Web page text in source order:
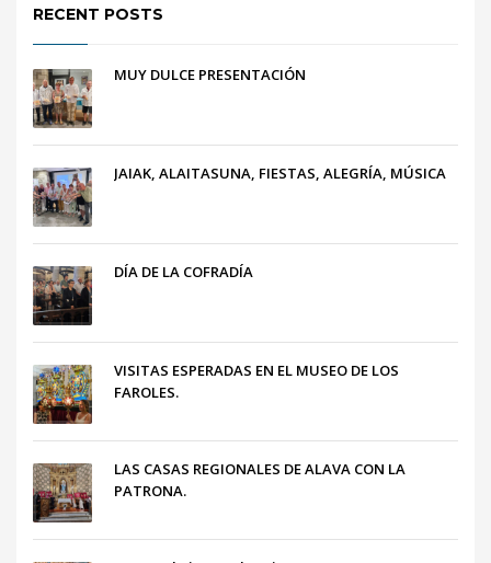
RECENT POSTS
MUY DULCE PRESENTACIÓN
JAIAK, ALAITASUNA, FIESTAS, ALEGRÍA, MÚSICA
DÍA DE LA COFRADÍA
VISITAS ESPERADAS EN EL MUSEO DE LOS
FAROLES.
LAS CASAS REGIONALES DE ALAVA CON LA
PATRONA.